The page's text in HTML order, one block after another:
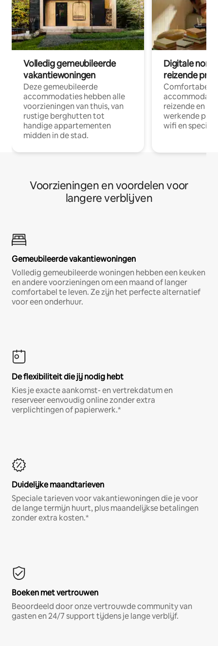
Volledig gemeubileerde
vakantiewoningen
Deze gemeubileerde
accommodaties hebben alle
voorzieningen van thuis, van
rustige berghutten tot
handige appartementen
midden in de stad.
Digitale
reizende
Comfortabele
reizende en
werkende
wifi en
Voorzieningen en voordelen voor
langere verblijven
Gemeubileerde vakantiewoningen
Volledig gemeubileerde woningen hebben een keuken
en andere voorzieningen om een maand of langer
comfortabel te leven. Ze zijn het perfecte alternatief
voor een onderhuur.
De flexibiliteit die jij nodig hebt
Kies je exacte aankomst- en vertrekdatum en
reserveer eenvoudig online zonder extra
verplichtingen of papierwerk.*
Duidelijke maandtarieven
Speciale tarieven voor vakantiewoningen die je voor
de lange termijn huurt, plus maandelijkse betalingen
zonder extra kosten.*
Boeken met vertrouwen
Beoordeeld door onze vertrouwde community van
gasten en 24/7 support tijdens je lange verblijf.